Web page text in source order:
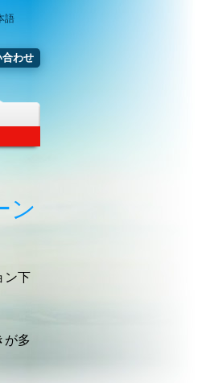
語
合わせ
ン
ン下
が多